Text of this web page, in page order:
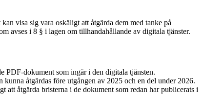
visa sig vara oskäligt att åtgärda dem med tanke på
avses i 8 § i lagen om tillhandahållande av digitala tjänster.
PDF-dokument som ingår i den digitala tjänsten.
åtgärdas före utgången av 2025 och en del under 2026.
åtgärda bristerna i de dokument som redan har publicerats i